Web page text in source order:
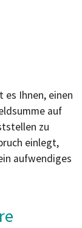
es Ihnen, einen
auf
zu
einlegt,
aufwendiges